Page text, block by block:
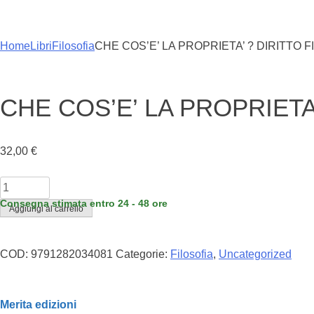
HomeLibriFilosofiaCHE COS’E’ LA PROPRIETA’ ? DIRITTO
CHE COS’E’ LA
32,00 €
CHE
COS'E'
LA
?
III
Aggiungi al carrello
Consegna stimata entro 24 - 48 ore
COD: 9791282034081 Categorie: Filosofia, Uncategorized
Merita edizioni